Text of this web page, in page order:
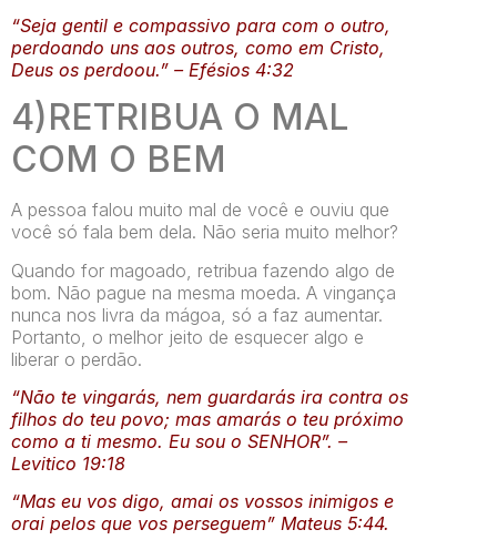
“Seja gentil e compassivo para com o outro,
perdoando uns aos outros, como em Cristo,
Deus os perdoou.” – Efésios 4:32
4)RETRIBUA O MAL
COM O BEM
A pessoa falou muito mal de você e ouviu que
você só fala bem dela. Não seria muito melhor?
Quando for magoado, retribua fazendo algo de
bom. Não pague na mesma moeda. A vingança
nunca nos livra da mágoa, só a faz aumentar.
Portanto, o melhor jeito de esquecer algo e
liberar o perdão.
“Não te vingarás, nem guardarás ira contra os
filhos do teu povo; mas amarás o teu próximo
como a ti mesmo. Eu sou o SENHOR”. –
Levitico 19:18
“Mas eu vos digo, amai os vossos inimigos e
orai pelos que vos perseguem” Mateus 5:44.